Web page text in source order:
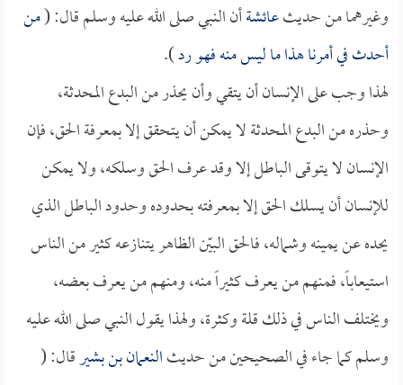
وغيرهما من حديثعائشةأن النبي صلى الله عليه وسلم قال: (من
أحدث في أمرنا هذا ما ليس منه فهو رد).
لهذا وجب على الإنسان أن يتقي وأن يحذر من البدع المحدثة،
وحذره من البدع المحدثة لا يمكن أن يتحقق إلا بمعرفة الحق، فإن
الإنسان لا يتوقى الباطل إلا وقد عرف الحق وسلكه، ولا يمكن
للإنسان أن يسلك الحق إلا بمعرفته بحدوده وحدود الباطل الذي
يحده عن يمينه وشماله، فالحق البيّن الظاهر يتنازعه كثير من الناس
استيعاباً، فمنهم من يعرف كثيراً منه، ومنهم من يعرف بعضه،
ويختلف الناس في ذلك قلة وكثرة، ولهذا يقول النبي صلى الله عليه
وسلم كما جاء في الصحيحين من حديثالنعمان بن بشيرقال: (